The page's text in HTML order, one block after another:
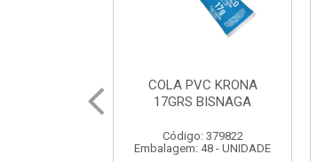
CURVA ELETRODUTO
GALVANIZADO PERFIL
Código: 379867
Embalagem: 1 - UNIDADE